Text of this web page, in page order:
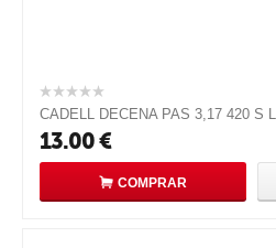
CADELL DECENA PAS 3,17 420 S
13.00€
COMPRAR